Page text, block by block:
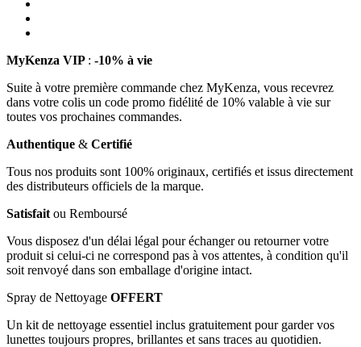
MyKenza VIP : -10% à vie
Suite à votre première commande chez MyKenza, vous recevrez
dans votre colis un code promo fidélité de 10% valable à vie sur
toutes vos prochaines commandes.
Authentique & Certifié
Tous nos produits sont 100% originaux, certifiés et issus directement
des distributeurs officiels de la marque.
Satisfait ou Remboursé
Vous disposez d'un délai légal pour échanger ou retourner votre
produit si celui-ci ne correspond pas à vos attentes, à condition qu'il
soit renvoyé dans son emballage d'origine intact.
Spray de Nettoyage OFFERT
Un kit de nettoyage essentiel inclus gratuitement pour garder vos
lunettes toujours propres, brillantes et sans traces au quotidien.